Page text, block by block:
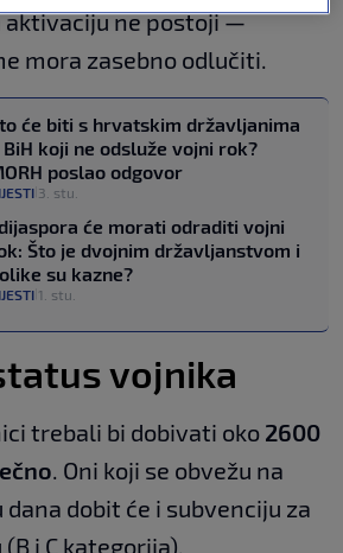
aktivaciju ne postoji —
mora zasebno odlučiti.
će biti s hrvatskim državljanima
BiH koji ne odsluže vojni rok?
poslao odgovor
3. stu.
će morati odraditi vojni
Što je dvojnim državljanstvom i
su kazne?
1. stu.
vojnika
trebali bi dobivati oko 2600
. Oni koji se obvežu na
dobit će i subvenciju za
i C kategorija).